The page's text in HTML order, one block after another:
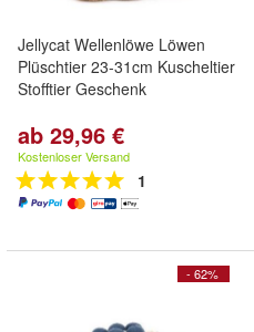
Jellycat Wellenlöwe Löwen
Plüschtier 23-31cm Kuscheltier
Stofftier Geschenk
ab 29,96 €
Kostenloser Versand
1
- 62%